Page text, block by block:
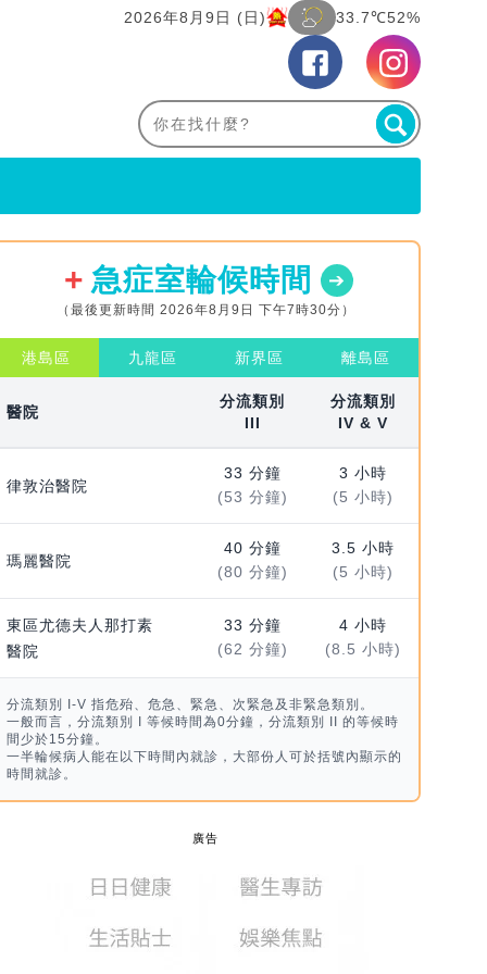
2026年8月9日 (日) 33.7℃52%
急症室輪候時間
（最後更新時間 2026年8月9日 下午7時30分）
港島區 九龍區 新界區 離島區
醫院
分流類別
III
分流類別
IV & V
律敦治醫院
33 分鐘
(53 分鐘)
3 小時
(5 小時)
瑪麗醫院
40 分鐘
(80 分鐘)
3.5 小時
(5 小時)
東區尤德夫人那打素
醫院
33 分鐘
(62 分鐘)
4 小時
(8.5 小時)
分流類別 I-V 指危殆、危急、緊急、次緊急及非緊急類別。
一般而言，分流類別 I 等候時間為0分鐘，分流類別 II 的等候時
間少於15分鐘。
一半輪候病人能在以下時間內就診，大部份人可於括號內顯示的
時間就診。
廣告